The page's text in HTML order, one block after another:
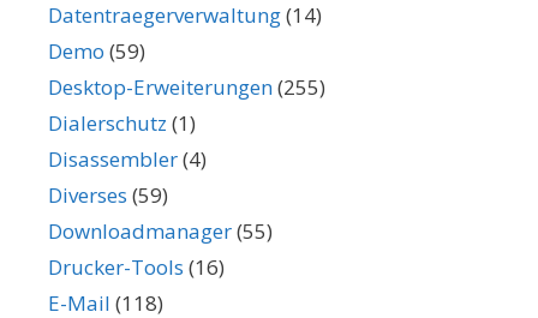
Datentraegerverwaltung(14)
Demo (59)
Desktop-Erweiterungen(255)
Dialerschutz (1)
Disassembler(4)
Diverses (59)
Downloadmanager(55)
Drucker-Tools (16)
E-Mail (118)